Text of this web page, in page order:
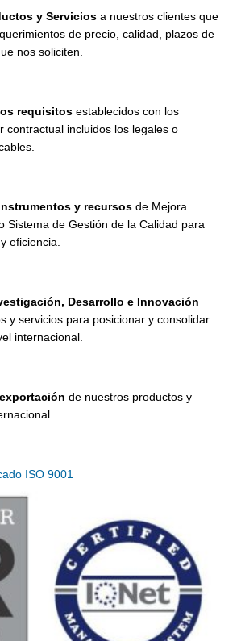
y Servicios a nuestros clientes que
de precio, calidad, plazos de
nos soliciten.
requisitos establecidos con los
contractual incluidos los legales o
y recursos de Mejora
Sistema de Gestión de la Calidad para
eficiencia.
Desarrollo e Innovación
y servicios para posicionar y consolidar
internacional.
de nuestros productos y
ISO 9001